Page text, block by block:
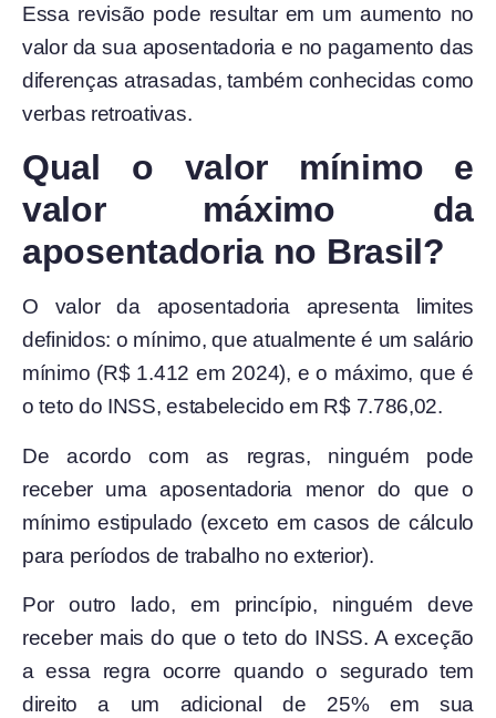
Essa revisão pode resultar em um aumento no
valor da sua aposentadoria e no pagamento das
diferenças atrasadas, também conhecidas como
verbas retroativas.
Qual o valor mínimo e
valor máximo da
aposentadoria no Brasil?
O valor da aposentadoria apresenta limites
definidos: o mínimo, que atualmente é um salário
mínimo (R$ 1.412 em 2024), e o máximo, que é
o teto do INSS, estabelecido em R$ 7.786,02.
De acordo com as regras, ninguém pode
receber uma aposentadoria menor do que o
mínimo estipulado (exceto em casos de cálculo
para períodos de trabalho no exterior).
Por outro lado, em princípio, ninguém deve
receber mais do que o teto do INSS. A exceção
a essa regra ocorre quando o segurado tem
direito a um adicional de 25% em sua